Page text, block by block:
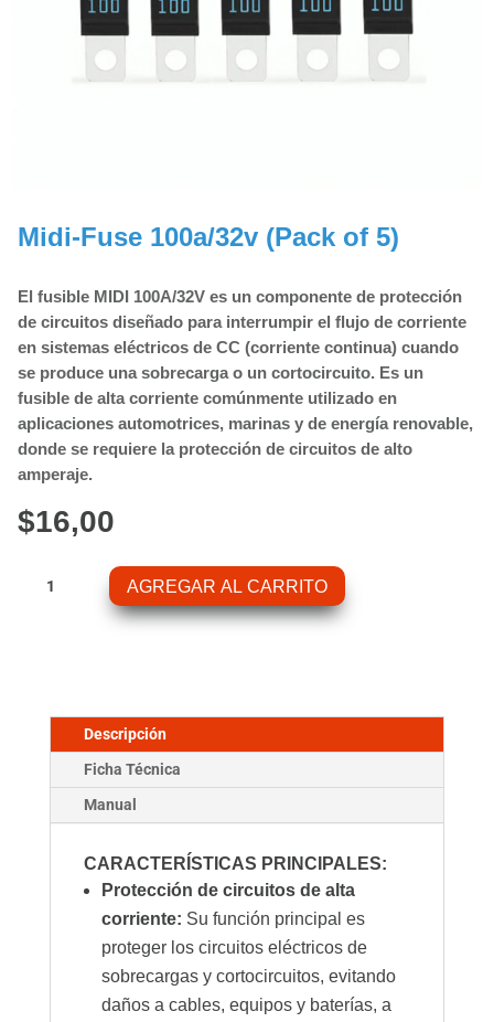
Midi-Fuse 100a/32v (Pack of 5)
El fusible MIDI 100A/32V es un componente de protección
de circuitos diseñado para interrumpir el flujo de corriente
en sistemas eléctricos de CC (corriente continua) cuando
se produce una sobrecarga o un cortocircuito. Es un
fusible de alta corriente comúnmente utilizado en
aplicaciones automotrices, marinas y de energía renovable,
donde se requiere la protección de circuitos de alto
amperaje.
$16,00
Fuse
cantidad
AGREGAR AL CARRITO
Descripción
Ficha Técnica
Manual
CARACTERÍSTICAS PRINCIPALES:
Protección de circuitos de alta
corriente: Su función principal es
proteger los circuitos eléctricos de
sobrecargas y cortocircuitos, evitando
daños a cables, equipos y baterías, a